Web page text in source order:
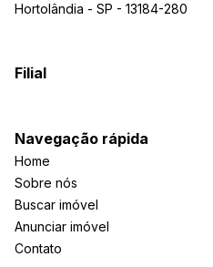
Hortolândia - SP - 13184-280
Filial
Navegação rápida
Home
Sobre nós
Buscar imóvel
Anunciar imóvel
Contato